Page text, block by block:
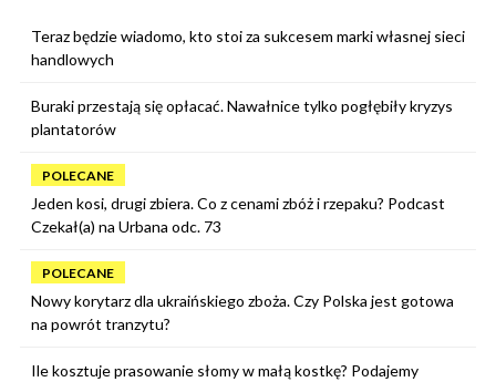
Teraz będzie wiadomo, kto stoi za sukcesem marki własnej sieci
handlowych
Buraki przestają się opłacać. Nawałnice tylko pogłębiły kryzys
plantatorów
POLECANE
Jeden kosi, drugi zbiera. Co z cenami zbóż i rzepaku? Podcast
Czekał(a) na Urbana odc. 73
POLECANE
Nowy korytarz dla ukraińskiego zboża. Czy Polska jest gotowa
na powrót tranzytu?
Ile kosztuje prasowanie słomy w małą kostkę? Podajemy